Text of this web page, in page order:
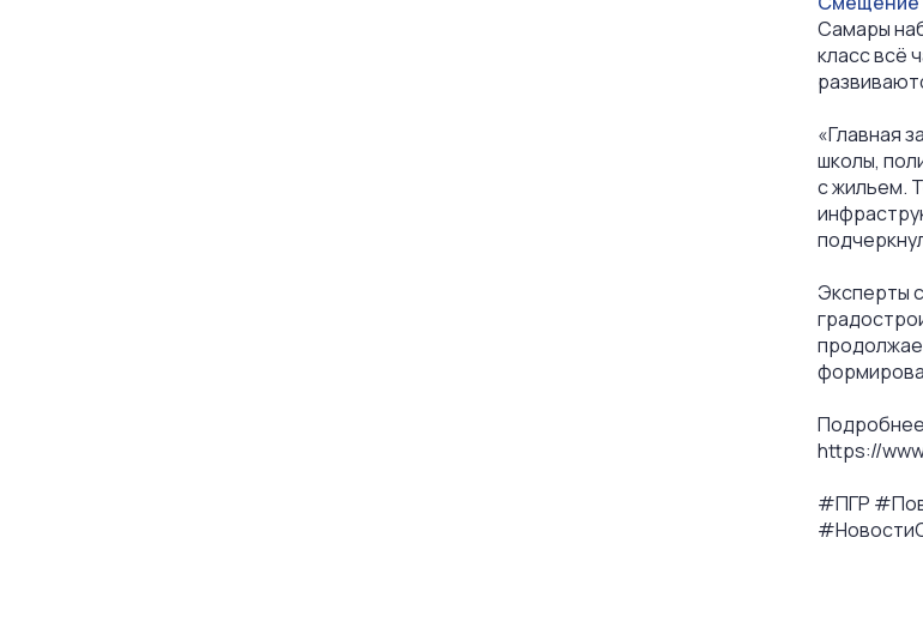
Самары
класс всё
«Главная
школы,
с жильем.
Эксперты
Подробнее
https://
#ПГР